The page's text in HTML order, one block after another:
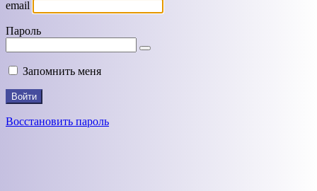
email
Пароль
Запомнить меня
Восстановить пароль